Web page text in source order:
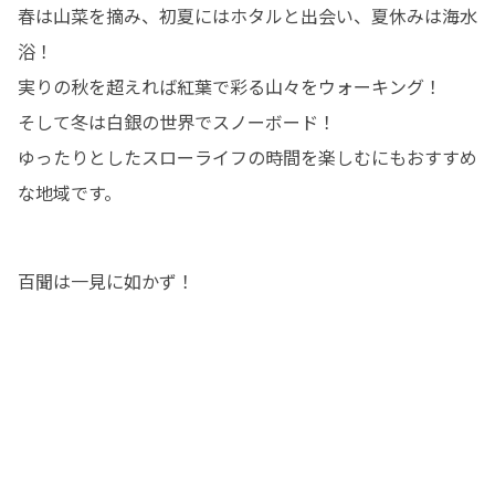
春は山菜を摘み、初夏にはホタルと出会い、夏休みは海水
浴！
実りの秋を超えれば紅葉で彩る山々をウォーキング！
そして冬は白銀の世界でスノーボード！
ゆったりとしたスローライフの時間を楽しむにもおすすめ
な地域です。
百聞は一見に如かず！